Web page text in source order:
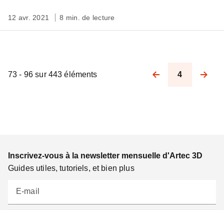
12 avr. 2021 8 min. de lecture
73 - 96 sur 443 éléments
Pagination
4
Inscrivez-vous à la newsletter mensuelle d'Artec 3D
Guides utiles, tutoriels, et bien plus
E-mail